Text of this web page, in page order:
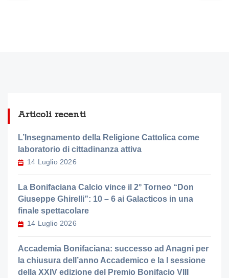
Articoli recenti
L’Insegnamento della Religione Cattolica come
laboratorio di cittadinanza attiva
14 Luglio 2026
La Bonifaciana Calcio vince il 2° Torneo “Don
Giuseppe Ghirelli”: 10 – 6 ai Galacticos in una
finale spettacolare
14 Luglio 2026
Accademia Bonifaciana: successo ad Anagni per
la chiusura dell’anno Accademico e la I sessione
della XXIV edizione del Premio Bonifacio VIII